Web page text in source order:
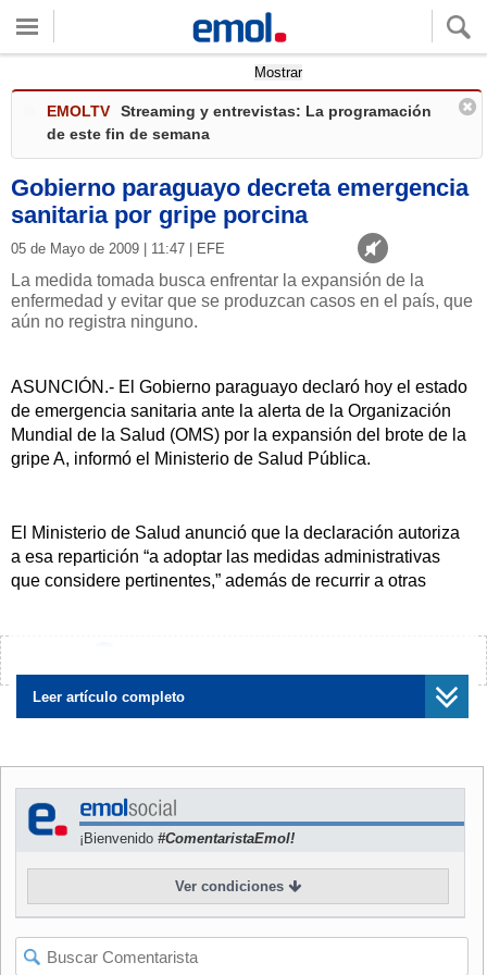
Mostrar
EMOLTV
Streaming y entrevistas: La programación
de este fin de semana
Gobierno paraguayo decreta emergencia
sanitaria por gripe porcina
05 de Mayo de 2009 | 11:47 | EFE
La medida tomada busca enfrentar la expansión de la
enfermedad y evitar que se produzcan casos en el país, que
aún no registra ninguno.
ASUNCIÓN.- El Gobierno paraguayo declaró hoy el estado
de emergencia sanitaria ante la alerta de la Organización
Mundial de la Salud (OMS) por la expansión del brote de la
gripe A, informó el Ministerio de Salud Pública.
El Ministerio de Salud anunció que la declaración autoriza
a esa repartición “a adoptar las medidas administrativas
que considere pertinentes,” además de recurrir a otras
como a la población en general, a prestar la mayor
colaboración,” señala el decreto firmado por el jefe de
Estado, Fernando Lugo.
El documento, fechado el 4 de mayo y que no establece el
tiempo de duración de la medida, autoriza al Ministerio de
Salud Pública y Bienestar Social (MSPBS) “para requerir la
Leer artículo completo
¡Bienvenido #ComentaristaEmol!
Ver condiciones